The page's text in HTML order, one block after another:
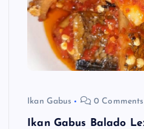
Ikan Gabus 0 Comments
Ikan Gabus Balado